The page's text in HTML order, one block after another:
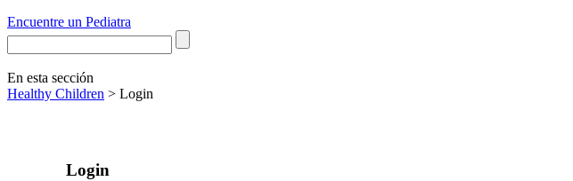
Encuentre un Pediatra
En esta sección
Healthy Children > Login
Login